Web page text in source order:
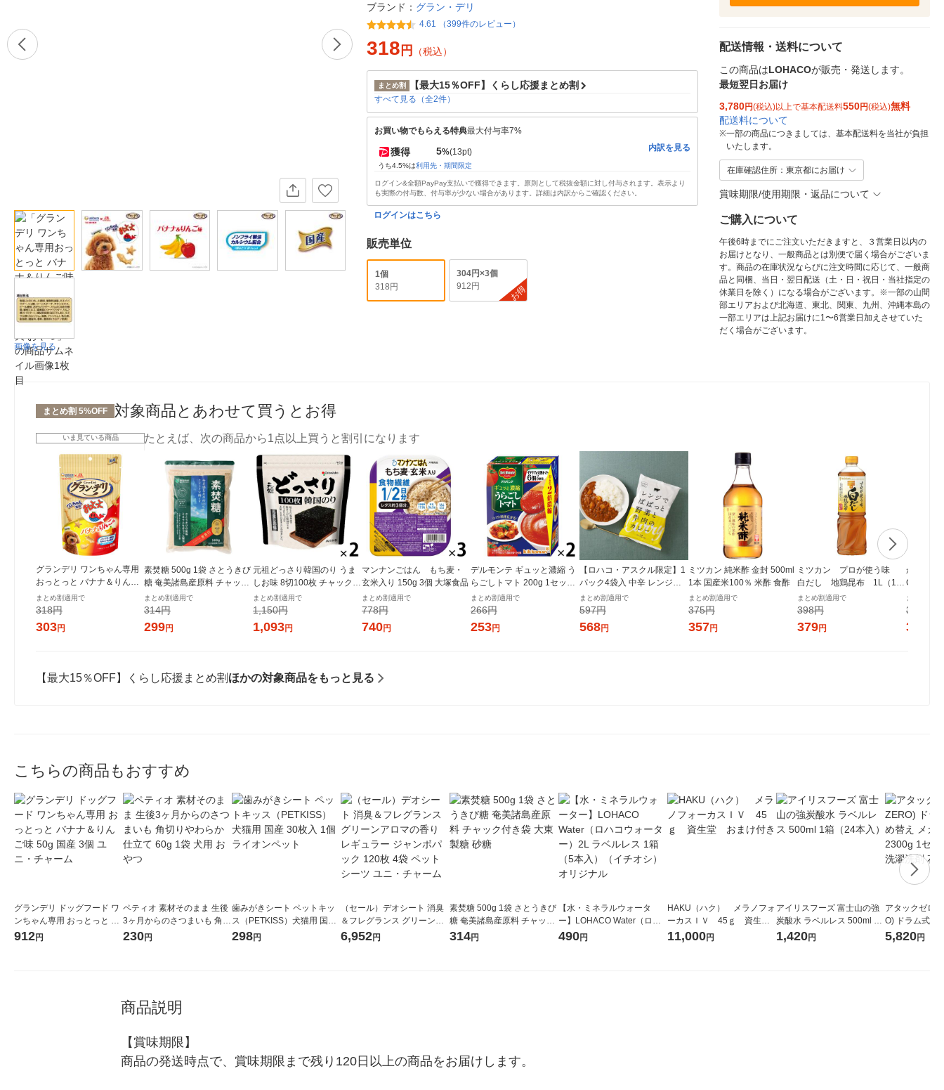
画像を見る
ブランド： グラン・デリ
4.61 （399件のレビュー）
318 円 （税込）
まとめ割 【最大15％OFF】くらし応援まとめ割
すべて見る（全2件）
お買い物でもらえる特典最大付与率7%
獲得 5%(13pt)
うち4.5%は利用先・期間限定
内訳を見る
ログイン&全額PayPay支払いで獲得できます。原則として税抜金額に対し付与されます。表示より
も実際の付与数、付与率が少ない場合があります。詳細は内訳からご確認ください。
ログインはこちら
販売単位
1個
318円
304円×3個
912円
お得
配送情報・送料について
この商品はLOHACOが販売・発送します。
最短翌日お届け
3,780円(税込)以上で基本配送料550円(税込)無料
配送料について
※一部の商品につきましては、基本配送料を当社が負担
いたします。
在庫確認住所：東京都にお届け
賞味期限/使用期限・返品について
ご購入について
午後6時までにご注文いただきますと、３営業日以内の
お届けとなり、一般商品とは別便で届く場合がございま
す。商品の在庫状況ならびに注文時間に応じて、一般商
品と同梱、当日・翌日配送（土・日・祝日・当社指定の
休業日を除く）になる場合がございます。※一部の山間
部エリアおよび北海道、東北、関東、九州、沖縄本島の
一部エリアは上記お届けに1〜6営業日加えさせていた
だく場合がございます。
まとめ割 5%OFF 対象商品とあわせて買うとお得
いま見ている商品
グランデリ ワンちゃん専用
おっとっと バナナ＆りんご
味 50g 国産 ユニ・チャーム
ドッグフード 犬 おやつ
まとめ割適用で
318円
303円
たとえば、次の商品から1点以上買うと割引になります
素焚糖 500g 1袋 さとうきび
糖 奄美諸島産原料 チャック
まとめ割適用で
314円
299円
元祖どっさり韓国のり うま
しお味 8切100枚 チャック付
き 1セット（1個×2）オリオ
ンジャコー
まとめ割適用で
1,150円
1,093円
マンナンごはん もち麦・
玄米入り 150g 3個 大塚食品
まとめ割適用で
778円
740円
デルモンテ ギュッと濃縮 う
らごしトマト 200g 1セット
（1個×2）キッコーマン 紙
パック
まとめ割適用で
266円
253円
【ロハコ・アスクル限定】1
パック4袋入 中辛 レンジで
ぱぱっと野菜と牛肉のカレ
ー 180g 1個 オリジナル レト
ル
まとめ割適用で
597円
568円
ミツカン 純米酢 金封 500ml
1本 国産米100％ 米酢 食酢
まとめ割適用で
375円
357円
ミツカン プロが使う味
白だし 地鶏昆布 1L（100
0ml） 1本
まとめ割適用で
398円
379円
からだに
GI 500g
100% チ
製糖
まとめ割適
335円
319
【最大15％OFF】くらし応援まとめ割 ほかの対象商品をもっと見る
こちらの商品もおすすめ
グランデリ ドッグフード ワ
ンちゃん専用 おっとっと バ
ナナ＆りんご味 50g 国産 3
912円
ペティオ 素材そのまま 生後
3ヶ月からのさつまいも 角切
りやわらか仕立て 60g 1袋
230円
歯みがきシート ペットキッ
ス（PETKISS）犬猫用 国産
30枚入 1個 ライオンペット
298円
（セール）デオシート 消臭
＆フレグランス グリーンア
ロマの香り レギュラー ジャ
ンボパック 120枚 4袋 ペッ
6,952円
素焚糖 500g 1袋 さとうきび
糖 奄美諸島産原料 チャック
314円
【水・ミネラルウォータ
ー】LOHACO Water（ロハ
コウォーター）2L ラベルレ
490円
HAKU（ハク） メラノフォ
ーカスＩＶ 45ｇ 資生
堂 おまけ付き
11,000円
アイリスフーズ 富士山の強
炭酸水 ラベルレス 500ml 1
箱（24本入）
1,420円
アタックゼロ
O) ドラム式専
ガジャンボ
（2個入) 洗濯
5,820円
商品説明
【賞味期限】
商品の発送時点で、賞味期限まで残り120日以上の商品をお届けします。